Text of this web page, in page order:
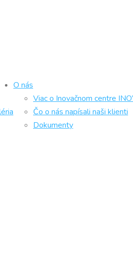
O nás
Viac o Inovačnom centre
Čo o nás napísali naši klienti
Dokumenty